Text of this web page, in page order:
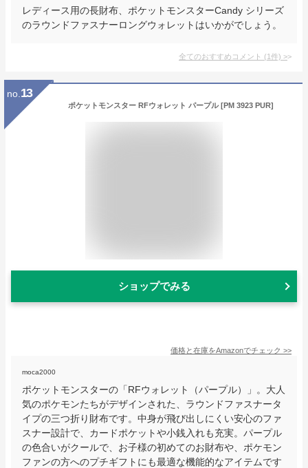
レディース用の長財布、ポケットモンスターCandy シリーズ
のラウンドファスナーロングウォレットはいかがでしょう。
全てのおすすめコメント (1件) >
no. 13
ポケットモンスター RFウォレット パープル [PM 3923 PUR]
ショップでみる
価格と在庫をAmazonでチェック >>
moca2000
ポケットモンスターの「RFウォレット（パープル）」。大人
気のポケモンたちがデザインされた、ラウンドファスナータ
イプの三つ折り財布です。中身が飛び出しにくい安心のファ
スナー設計で、カードポケットや小銭入れも充実。パープル
の色合いがクールで、お子様の初めてのお財布や、ポケモン
ファンの方へのプチギフトにも最適な機能的なアイテムです